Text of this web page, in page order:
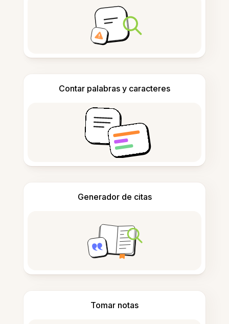
Contar palabras y caracteres
Generador de citas
Tomar notas